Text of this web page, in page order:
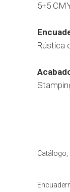
5+5
Rústica